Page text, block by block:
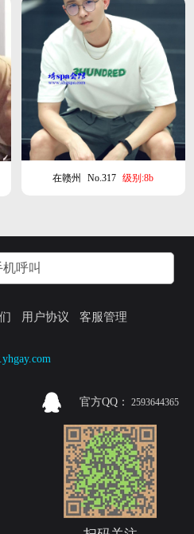
在赣州 No.317 级别:8b
机呼叫
用户协议 客服管理
官方QQ： 2593644365